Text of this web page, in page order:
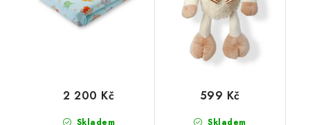
Skladem
2 200 Kč
Skladem
599 Kč